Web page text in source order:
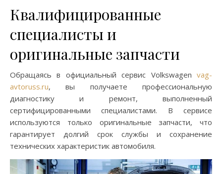
Квалифицированные
специалисты и
оригинальные запчасти
Обращаясь в официальный сервис Volkswagen vag-
avtoruss.ru, вы получаете профессиональную
диагностику и ремонт, выполненный
сертифицированными специалистами. В сервисе
используются только оригинальные запчасти, что
гарантирует долгий срок службы и сохранение
технических характеристик автомобиля.